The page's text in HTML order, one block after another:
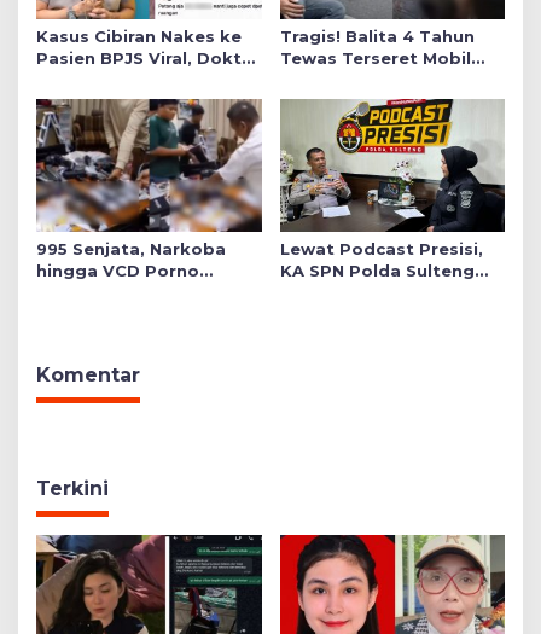
Kasus Cibiran Nakes ke
Pasien BPJS Viral, Dokter
Putih Pakaian Penetral
Emosi
Tragis! Balita 4 Tahun
Tewas Terseret Mobil
995 Senjata, Narkoba
hingga VCD Porno
Lewat Podcast Presisi,
KA SPN Polda Sulteng
Komentar
Terkini